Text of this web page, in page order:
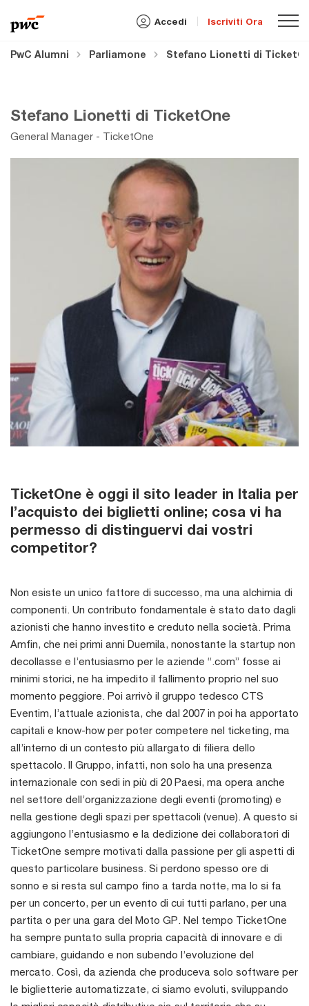
Accedi Iscriviti Ora
PwC Alumni Parliamone Stefano Lionetti di
Stefano Lionetti di TicketOne
General Manager - TicketOne
TicketOne è oggi il sito leader in Italia per
l’acquisto dei biglietti online; cosa vi ha
permesso di distinguervi dai vostri
competitor?
Non esiste un unico fattore di successo, ma una alchimia di
componenti. Un contributo fondamentale è stato dato dagli
azionisti che hanno investito e creduto nella società. Prima
Amfin, che nei primi anni Duemila, nonostante la startup non
decollasse e l’entusiasmo per le aziende “.com” fosse ai
minimi storici, ne ha impedito il fallimento proprio nel suo
momento peggiore. Poi arrivò il gruppo tedesco CTS
Eventim, l’attuale azionista, che dal 2007 in poi ha apportato
capitali e know-how per poter competere nel ticketing, ma
all’interno di un contesto più allargato di filiera dello
spettacolo. Il Gruppo, infatti, non solo ha una presenza
internazionale con sedi in più di 20 Paesi, ma opera anche
nel settore dell’organizzazione degli eventi (promoting) e
nella gestione degli spazi per spettacoli (venue). A questo si
aggiungono l’entusiasmo e la dedizione dei collaboratori di
TicketOne sempre motivati dalla passione per gli aspetti di
questo particolare business. Si perdono spesso ore di
sonno e si resta sul campo fino a tarda notte, ma lo si fa
per un concerto, per un evento di cui tutti parlano, per una
partita o per una gara del Moto GP. Nel tempo TicketOne
ha sempre puntato sulla propria capacità di innovare e di
cambiare, guidando e non subendo l’evoluzione del
mercato. Così, da azienda che produceva solo software per
le biglietterie automatizzate, ci siamo evoluti, sviluppando